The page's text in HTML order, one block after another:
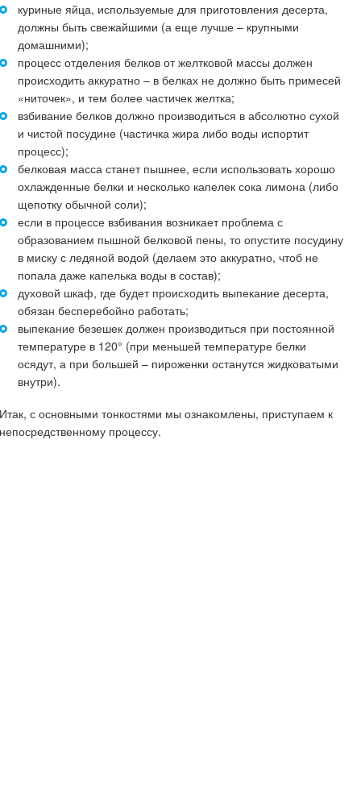
куриные яйца, используемые для приготовления десерта,
должны быть свежайшими (а еще лучше – крупными
домашними);
процесс отделения белков от желтковой массы должен
происходить аккуратно – в белках не должно быть примесей
«ниточек», и тем более частичек желтка;
взбивание белков должно производиться в абсолютно сухой
и чистой посудине (частичка жира либо воды испортит
процесс);
белковая масса станет пышнее, если использовать хорошо
охлажденные белки и несколько капелек сока лимона (либо
щепотку обычной соли);
если в процессе взбивания возникает проблема с
образованием пышной белковой пены, то опустите посудину
в миску с ледяной водой (делаем это аккуратно, чтоб не
попала даже капелька воды в состав);
духовой шкаф, где будет происходить выпекание десерта,
обязан бесперебойно работать;
выпекание безешек должен производиться при постоянной
температуре в 120° (при меньшей температуре белки
осядут, а при большей – пироженки останутся жидковатыми
внутри).
Итак, с основными тонкостями мы ознакомлены, приступаем к
непосредственному процессу.